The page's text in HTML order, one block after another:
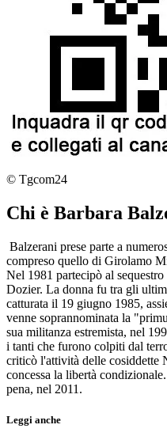
© Tgcom24
Chi è Barbara
Balzerani prese parte a
compreso quello di Girolamo
Nel 1981 partecipò al
Dozier. La donna fu tra gli
catturata il 19 giugno 1985,
venne soprannominata la
sua militanza estremista, nel
i tanti che furono colpiti dal
criticò l'attività delle cosiddette
concessa la libertà
pena, nel 2011.
Leggi anche